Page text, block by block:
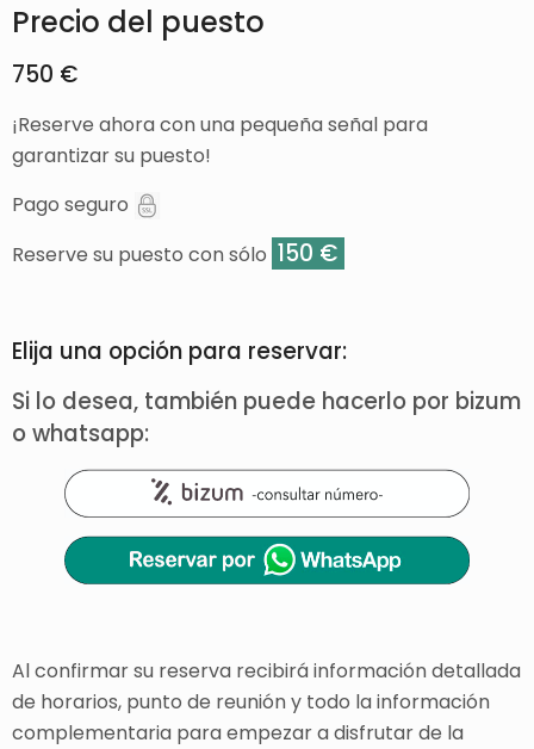
Precio del puesto
750 €
¡Reserve ahora con una pequeña señal para
garantizar su puesto!
Pago seguro
Reserve su puesto con sólo 150 €
Elija una opción para reservar:
Si lo desea, también puede hacerlo por bizum
o whatsapp:
Al confirmar su reserva recibirá información detallada
de horarios, punto de reunión y todo la información
complementaria para empezar a disfrutar de la